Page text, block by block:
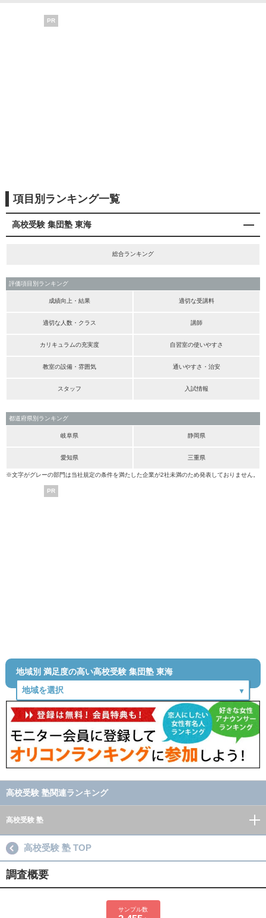
PR
項目別ランキング一覧
高校受験 集団塾 東海
総合ランキング
評価項目別ランキング
成績向上・結果 適切な受講料
適切な人数・クラス 講師
カリキュラムの充実度 自習室の使いやすさ
教室の設備・雰囲気 通いやすさ・治安
スタッフ 入試情報
都道府県別ランキング
岐阜県 静岡県
愛知県 三重県
※文字がグレーの部門は当社規定の条件を満たした企業が2社未満のため発表しておりません。
PR
地域別 満足度の高い高校受験 集団塾 東海
高校受験 塾関連ランキング
高校受験 塾
高校受験 塾 TOP
調査概要
サンプル数